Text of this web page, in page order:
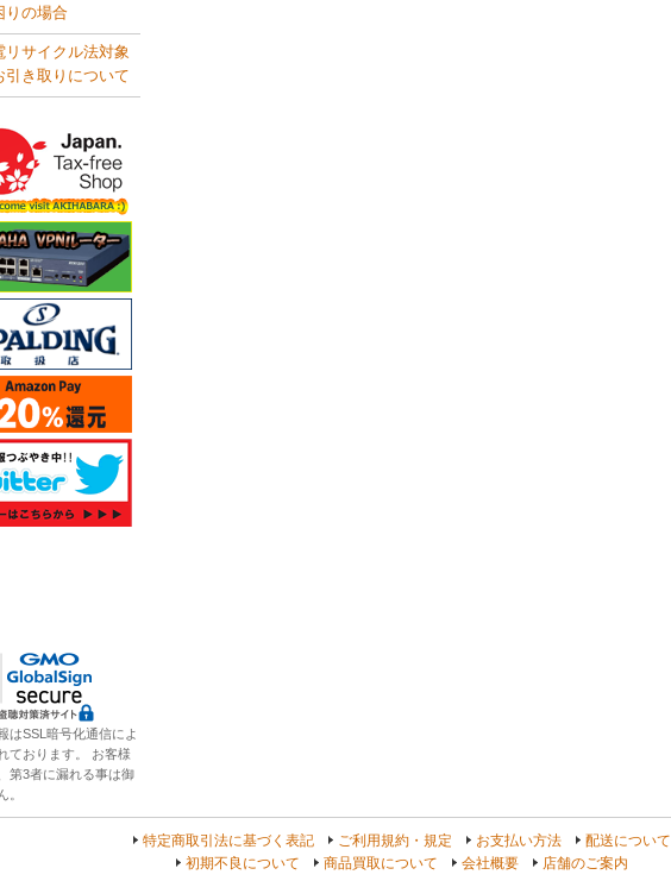
りの場合
リサイクル法対象
引き取りについて
はSSL暗号化通信によ
ております。 お客様
第3者に漏れる事は御
。
特定商取引法に基づく表記 ご利用規約・規定 お支払い方法
配送について
初期不良について
商品買取について 会社概要 店舗のご案内